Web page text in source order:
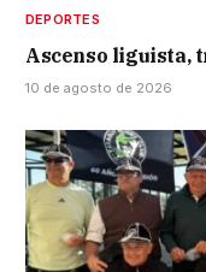
DEPORTES
Ascenso liguista,
10 de agosto de 2026